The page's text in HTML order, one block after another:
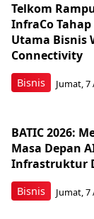
Bisnis
Telkom
InfraCo
Utama Bisnis
Connectivity
Jumat, 7
Bisnis
BATIC 2026:
Masa Depan
Infrastruktur
Jumat, 7